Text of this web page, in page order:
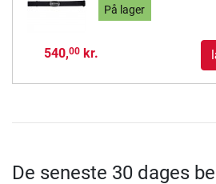
På lager
540,00kr.
De seneste 30 dages